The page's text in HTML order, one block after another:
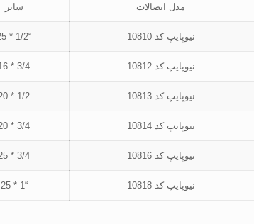
مدل اتصالات سایز
نیوپایپ کد 10810 “1/2 * 25
نیوپایپ کد 10812 3/4 * 16
نیوپایپ کد 10813 1/2 * 20
نیوپایپ کد 10814 3/4 * 20
نیوپایپ کد 10816 3/4 * 25
نیوپایپ کد 10818 “1 * 25